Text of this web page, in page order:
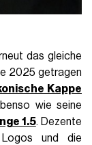
das gleiche
2025 getragen
Kappe
wie seine
1.5. Dezente
und die